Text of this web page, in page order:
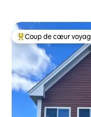
Coups de cœur
Coup de cœur